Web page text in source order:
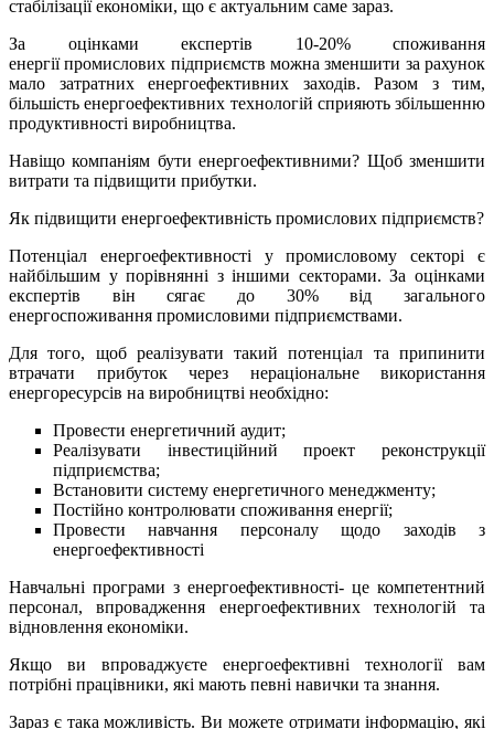
стабілізації економіки, що є актуальним саме зараз.
За оцінками експертів 10-20% споживання
енергії промислових підприємств можна зменшити за рахунок
мало затратних енергоефективних заходів. Разом з тим,
більшість енергоефективних технологій сприяють збільшенню
продуктивності виробництва.
Навіщо компаніям бути енергоефективними? Щоб зменшити
витрати та підвищити прибутки.
Як підвищити енергоефективність промислових підприємств?
Потенціал енергоефективності у промисловому секторі є
найбільшим у порівнянні з іншими секторами. За оцінками
експертів він сягає до 30% від загального
енергоспоживання промисловими підприємствами.
Для того, щоб реалізувати такий потенціал та припинити
втрачати прибуток через нераціональне використання
енергоресурсів на виробництві необхідно:
Провести енергетичний аудит;
Реалізувати інвестиційний проект реконструкції
підприємства;
Встановити систему енергетичного менеджменту;
Постійно контролювати споживання енергії;
Провести навчання персоналу щодо заходів з
енергоефективності
Навчальні програми з енергоефективності- це компетентний
персонал, впровадження енергоефективних технологій та
відновлення економіки.
Якщо ви впроваджуєте енергоефективні технології вам
потрібні працівники, які мають певні навички та знання.
Зараз є така можливість. Ви можете отримати інформацію, які